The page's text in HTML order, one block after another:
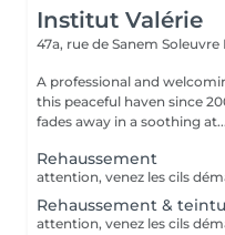
Institut Valérie
47a, rue de Sanem Soleuvre
A professional and
this peaceful haven since
fades away in a soothing at...
Rehaussement
Rehaussement &